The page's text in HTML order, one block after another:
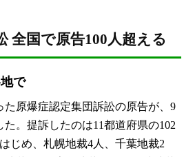
全国で原告100人超える
で
原爆症認定集団訴訟の原告が、9
た。提訴したのは11都道府県の102
じめ、札幌地裁4人、千葉地裁2